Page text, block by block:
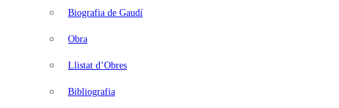
Biografia de Gaudí
Obra
Llistat d’Obres
Bibliografia